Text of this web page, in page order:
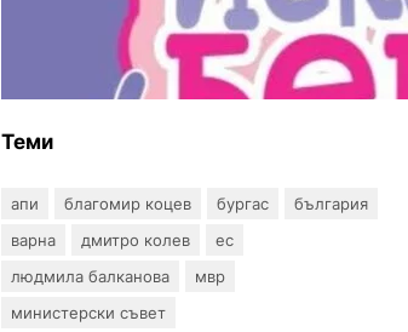
Инвитро подкрепата под
въпрос? „Искам бебе“ се обяви
срещу прехвърлянето на
Центъра към НЗОК
Теми
апи благомир коцев бургас
българия
варна
дмитро колев
ес
людмила балканова
мвр
министерски съвет